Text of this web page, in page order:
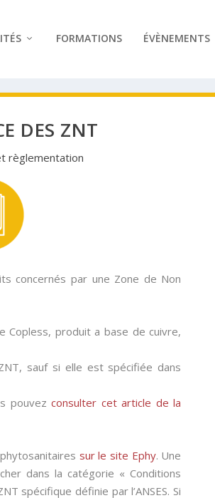
FORMATIONS ÉVÈNEMENTS
DES ZNT
règlementation
concernés par une Zone de Non
Copless, produit a base de cuivre,
sauf si elle est spécifiée dans
pouvezconsulter cet article de la
sur le site Ephy. Une
dans la catégorie « Conditions
spécifique définie par l’ANSES. Si